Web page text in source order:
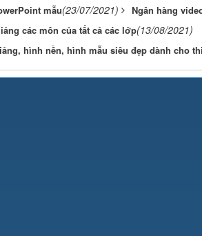
mẫu(23/07/2021) Ngân hàng
các môn của tất cả các lớp(13/08/2021)
hình nền, hình mẫu siêu đẹp dành cho